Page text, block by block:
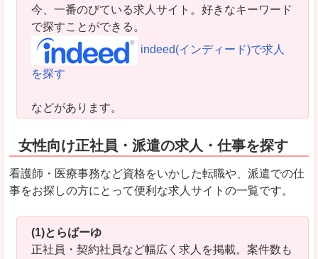
今、一番のびている求人サイト。好きなキーワード
で探すことができる。
indeed(インディード)で求人
を探す
などがあります。
女性向け正社員・派遣の求人・仕事を探す
看護師・医療事務など資格をいかした転職や、派遣での仕
事をお探しの方にとって便利な求人サイトの一覧です。
(1)とらばーゆ
正社員・契約社員など幅広く求人を掲載。案件数も